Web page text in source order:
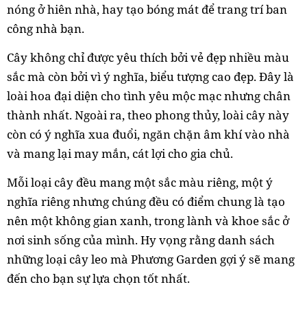
nóng ở hiên nhà, hay tạo bóng mát để trang trí ban
công nhà bạn.
Cây không chỉ được yêu thích bởi vẻ đẹp nhiều màu
sắc mà còn bởi vì ý nghĩa, biểu tượng cao đẹp. Đây là
loài hoa đại diện cho tình yêu mộc mạc nhưng chân
thành nhất. Ngoài ra, theo phong thủy, loài cây này
còn có ý nghĩa xua đuổi, ngăn chặn âm khí vào nhà
và mang lại may mắn, cát lợi cho gia chủ.
Mỗi loại cây đều mang một sắc màu riêng, một ý
nghĩa riêng nhưng chúng đều có điểm chung là tạo
nên một không gian xanh, trong lành và khoe sắc ở
nơi sinh sống của mình. Hy vọng rằng danh sách
những loại cây leo mà Phương Garden gợi ý sẽ mang
đến cho bạn sự lựa chọn tốt nhất.